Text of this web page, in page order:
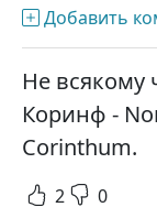
Добавить
Не всякому
Коринф -
Corinthum.
2 0